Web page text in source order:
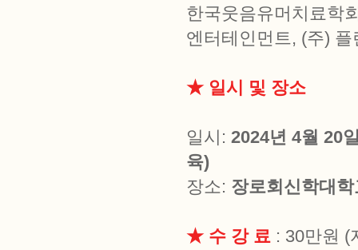
한국웃음유머치료학
엔터테인먼트, (주)
★ 일시 및 장소
일시: 2024년 4월 20
육)
장소: 장로회신학대
★ 수 강 료 : 30만원 (